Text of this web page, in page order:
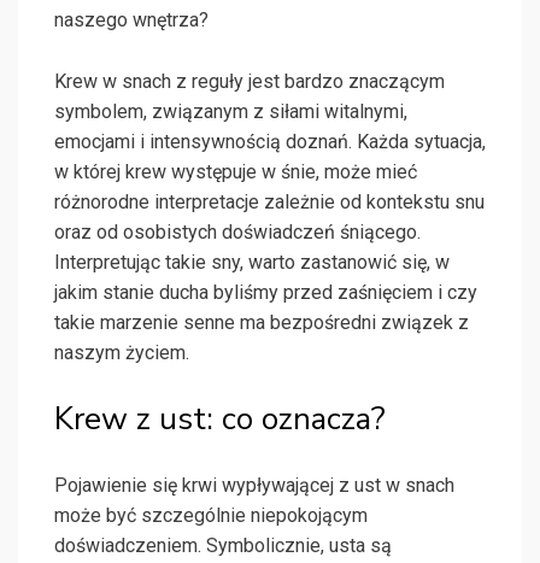
naszego wnętrza?
Krew w snach z reguły jest bardzo znaczącym
symbolem, związanym z siłami witalnymi,
emocjami i intensywnością doznań. Każda sytuacja,
w której krew występuje w śnie, może mieć
różnorodne interpretacje zależnie od kontekstu snu
oraz od osobistych doświadczeń śniącego.
Interpretując takie sny, warto zastanowić się, w
jakim stanie ducha byliśmy przed zaśnięciem i czy
takie marzenie senne ma bezpośredni związek z
naszym życiem.
Krew z ust: co oznacza?
Pojawienie się krwi wypływającej z ust w snach
może być szczególnie niepokojącym
doświadczeniem. Symbolicznie, usta są